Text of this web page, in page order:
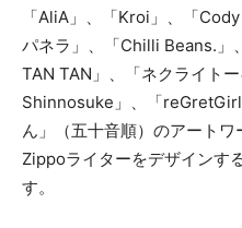
「AliA」、「Kroi」、「
パネラ」、「Chilli Beans.」
TAN TAN」、「ネクライト
Shinnosuke」、「
ん」（五十音順）のアートワ
Zippoライターをデザインす
す。